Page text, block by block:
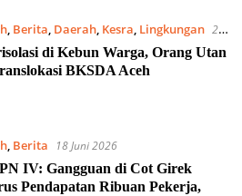
, Berita, Daerah, Kesra, Lingkungan 20
di Kebun Warga, Orang Utan
BKSDA Aceh
, Berita
18 Juni 2026
IV: Gangguan di Cot Girek
Pendapatan Ribuan Pekerja,